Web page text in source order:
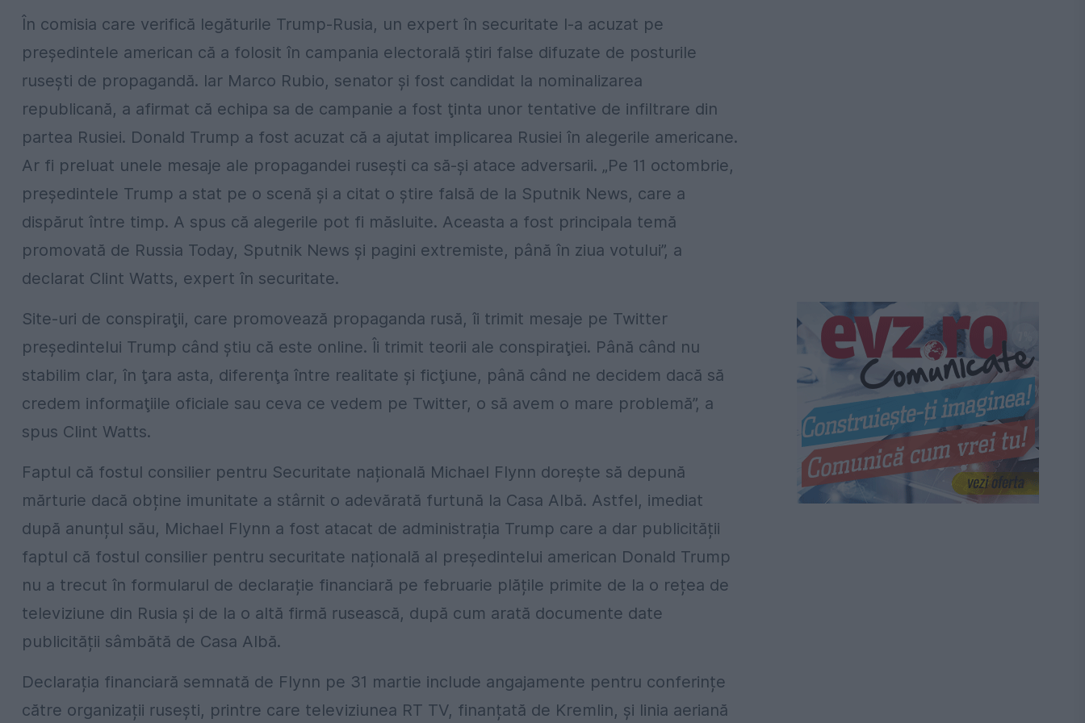
În comisia care verifică legăturile Trump-Rusia, un expert în securitate l-a acuzat pe
preşedintele american că a folosit în campania electorală ştiri false difuzate de posturile
ruseşti de propagandă. Iar Marco Rubio, senator şi fost candidat la nominalizarea
republicană, a afirmat că echipa sa de campanie a fost ţinta unor tentative de infiltrare din
partea Rusiei. Donald Trump a fost acuzat că a ajutat implicarea Rusiei în alegerile americane.
Ar fi preluat unele mesaje ale propagandei ruseşti ca să-şi atace adversarii. „Pe 11 octombrie,
preşedintele Trump a stat pe o scenă şi a citat o ştire falsă de la Sputnik News, care a
dispărut între timp. A spus că alegerile pot fi măsluite. Aceasta a fost principala temă
promovată de Russia Today, Sputnik News şi pagini extremiste, până în ziua votului”, a
declarat Clint Watts, expert în securitate.
Site-uri de conspiraţii, care promovează propaganda rusă, îi trimit mesaje pe Twitter
preşedintelui Trump când ştiu că este online. Îi trimit teorii ale conspiraţiei. Până când nu
stabilim clar, în ţara asta, diferenţa între realitate şi ficţiune, până când ne decidem dacă să
credem informaţiile oficiale sau ceva ce vedem pe Twitter, o să avem o mare problemă”, a
spus Clint Watts.
Faptul că fostul consilier pentru Securitate națională Michael Flynn dorește să depună
mărturie dacă obține imunitate a stârnit o adevărată furtună la Casa Albă. Astfel, imediat
după anunțul său, Michael Flynn a fost atacat de administrația Trump care a dar publicității
faptul că fostul consilier pentru securitate națională al președintelui american Donald Trump
nu a trecut în formularul de declarație financiară pe februarie plățile primite de la o rețea de
televiziune din Rusia și de la o altă firmă rusească, după cum arată documente date
publicității sâmbătă de Casa Albă.
Declarația financiară semnată de Flynn pe 31 martie include angajamente pentru conferințe
către organizații rusești, printre care televiziunea RT TV, finanțată de Kremlin, și linia aeriană